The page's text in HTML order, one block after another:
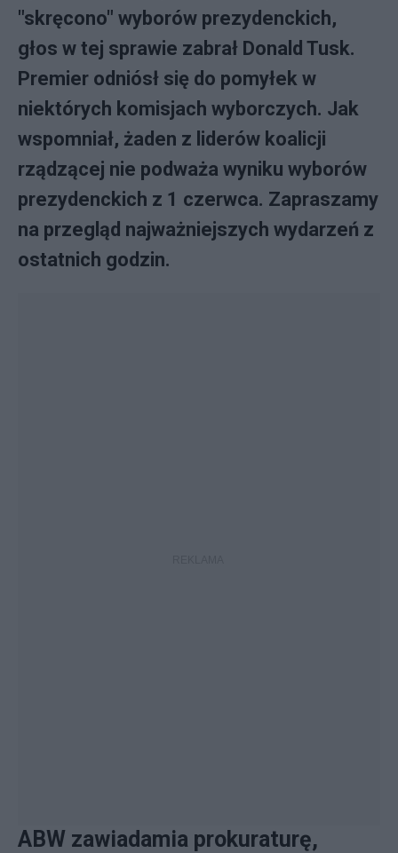
"skręcono" wyborów prezydenckich,
głos w tej sprawie zabrał Donald Tusk.
Premier odniósł się do pomyłek w
niektórych komisjach wyborczych. Jak
wspomniał, żaden z liderów koalicji
rządzącej nie podważa wyniku wyborów
prezydenckich z 1 czerwca. Zapraszamy
na przegląd najważniejszych wydarzeń z
ostatnich godzin.
ABW zawiadamia prokuraturę,